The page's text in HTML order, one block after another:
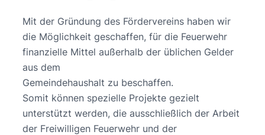
Mit der Gründung des Fördervereins haben wir
die Möglichkeit geschaffen, für die Feuerwehr
finanzielle Mittel außerhalb der üblichen Gelder
aus dem
Gemeindehaushalt zu beschaffen.
Somit können spezielle Projekte gezielt
unterstützt werden, die ausschließlich der Arbeit
der Freiwilligen Feuerwehr und der